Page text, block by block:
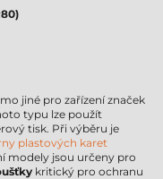
jiné pro zařízení značek
typu lze použít
tisk. Při výběru je
plastových karet
modely jsou určeny pro
kritický pro ochranu